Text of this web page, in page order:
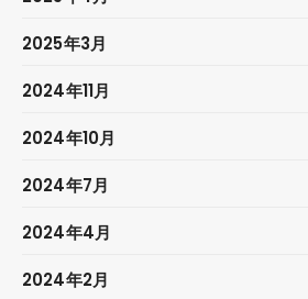
2025年3月
2024年11月
2024年10月
2024年7月
2024年4月
2024年2月